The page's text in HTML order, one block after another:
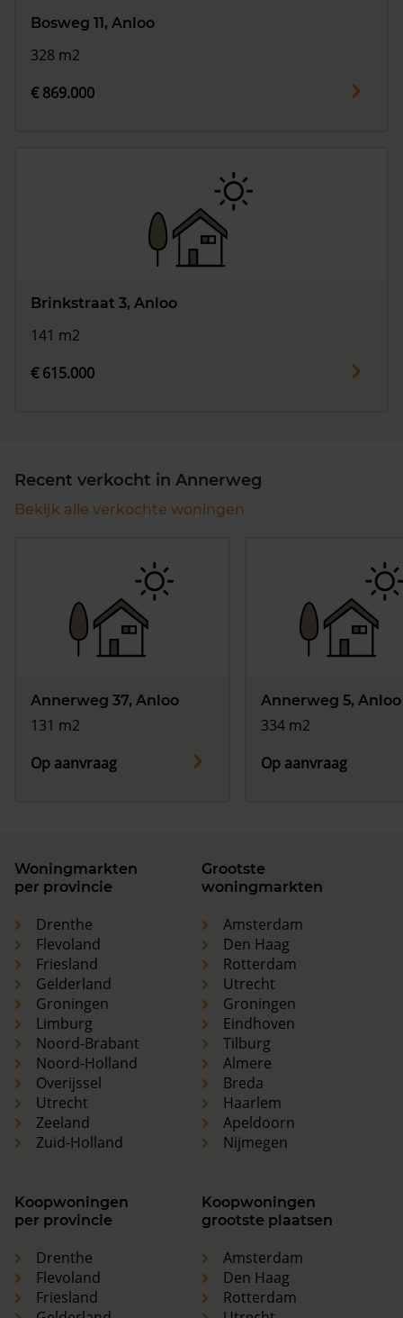
Bosweg 11, Anloo
328 m2
€ 869.000
Brinkstraat 3, Anloo
141 m2
€ 615.000
Recent verkocht in Annerweg
Bekijk alle verkochte woningen
Annerweg 37, Anloo
131 m2
Op aanvraag
Annerweg 5, Anloo
334 m2
Op aanvraag
Woningmarkten
per provincie
Drenthe
Flevoland
Friesland
Gelderland
Groningen
Limburg
Noord-Brabant
Noord-Holland
Overijssel
Utrecht
Zeeland
Zuid-Holland
Grootste
woningmarkten
Amsterdam
Den Haag
Rotterdam
Utrecht
Groningen
Eindhoven
Tilburg
Almere
Breda
Haarlem
Apeldoorn
Nijmegen
Koopwoningen
per provincie
Drenthe
Flevoland
Friesland
Koopwoningen
grootste plaatsen
Amsterdam
Den Haag
Rotterdam